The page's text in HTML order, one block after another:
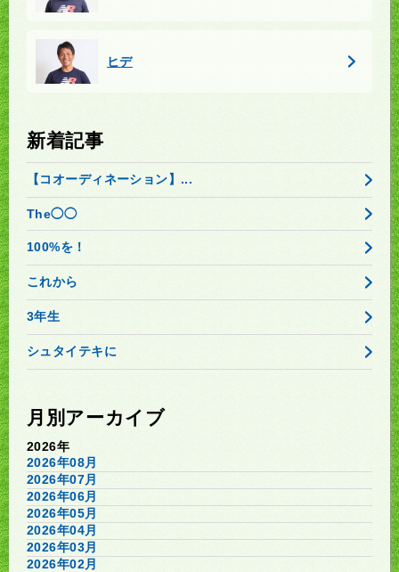
ヒデ
新着記事
【コオーディネーション】...
The◯◯
100%を！
これから
3年生
シュタイテキに
月別アーカイブ
2026年
2026年08月
2026年07月
2026年06月
2026年05月
2026年04月
2026年03月
2026年02月